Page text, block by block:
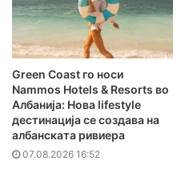
Green Coast го носи
Nammos Hotels & Resorts во
Албанија: Нова lifestyle
дестинација се создава на
албанската ривиера
07.08.2026 16:52